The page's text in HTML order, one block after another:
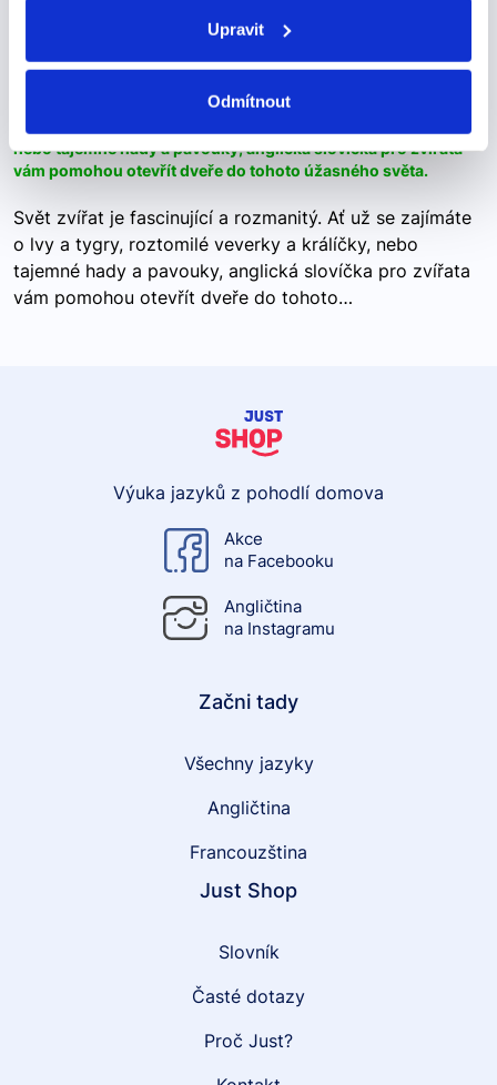
Upravit
Odmítnout
Anglická zvířata podle abecedy
nebo tajemné hady a pavouky, anglická slovíčka pro zvířata
vám pomohou otevřít dveře do tohoto úžasného světa.
Svět zvířat je fascinující a rozmanitý. Ať už se zajímáte
o lvy a tygry, roztomilé veverky a králíčky, nebo
tajemné hady a pavouky, anglická slovíčka pro zvířata
vám pomohou otevřít dveře do tohoto…
Výuka jazyků z pohodlí domova
Akce
na Facebooku
Angličtina
na Instagramu
Začni tady
Všechny jazyky
Angličtina
Francouzština
Just Shop
Slovník
Časté dotazy
Proč Just?